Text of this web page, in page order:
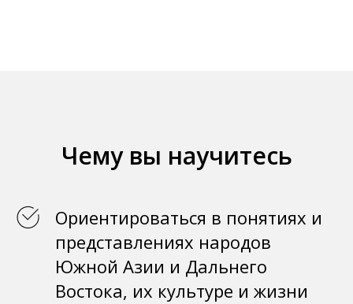
Чему вы научитесь
Ориентироваться в понятиях и
представлениях народов
Южной Азии и Дальнего
Востока, их культуре и жизни